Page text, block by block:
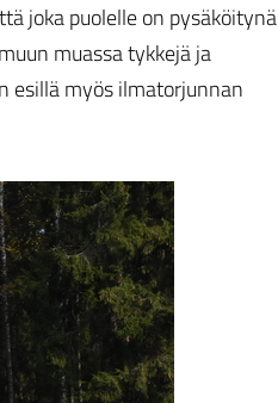
joka puolelle on pysäköitynä
muassa tykkejä ja
esillä myös ilmatorjunnan